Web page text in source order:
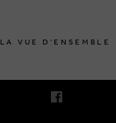
VUE D'ENSEMBLE